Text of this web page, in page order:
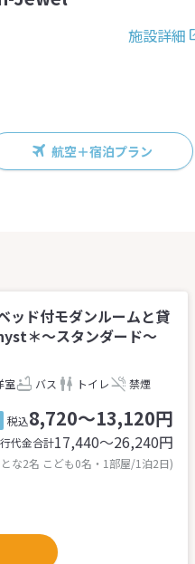
施設詳細
航空＋宿泊プラン
ッド付モダンルームと貸
＊～スタンダード～
室 バス トイレ 禁煙
税込8,720～13,120円
代金合計17,440〜26,240円
な2名 こども0名・1部屋/1泊2日)